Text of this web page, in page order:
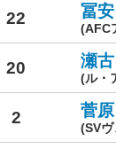
22 冨
(AFC
20 瀬
(ル・
2 菅
(SV